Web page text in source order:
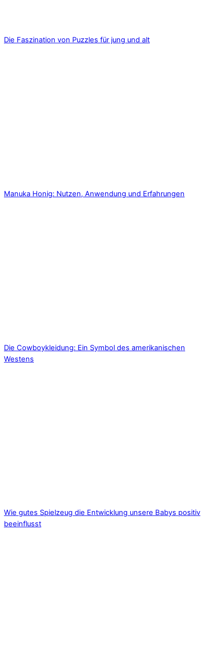
Die Faszination von Puzzles für jung und alt
Manuka Honig: Nutzen, Anwendung und Erfahrungen
Die Cowboykleidung: Ein Symbol des amerikanischen
Westens
Wie gutes Spielzeug die Entwicklung unsere Babys positiv
beeinflusst